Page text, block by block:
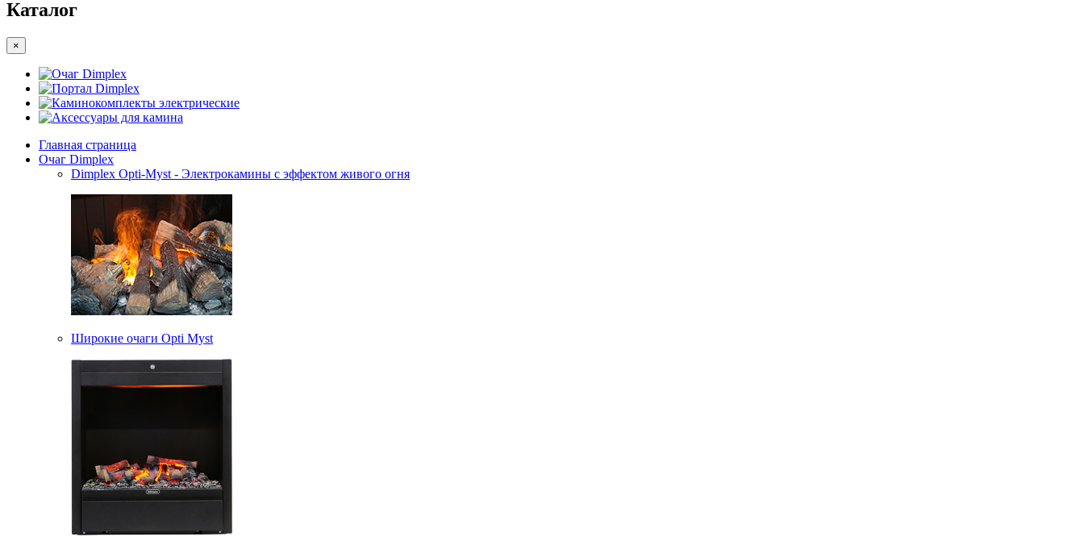
Каталог
×
Очаг Dimplex
Портал Dimplex
Каминокомплекты электрические
Аксессуары для камина
Главная страница
Очаг Dimplex
Dimplex Opti-Myst - Электрокамины с эффектом живого огня
Широкие очаги Opti Myst